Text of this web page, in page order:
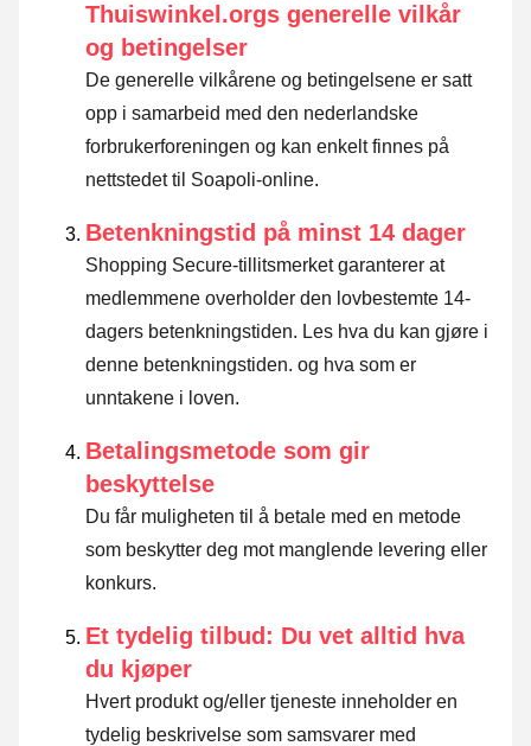
Thuiswinkel.orgs generelle vilkår
og betingelser
De generelle vilkårene og betingelsene er satt
opp i samarbeid med den nederlandske
forbrukerforeningen og kan enkelt finnes på
nettstedet til Soapoli-online.
Betenkningstid på minst 14 dager
Shopping Secure-tillitsmerket garanterer at
medlemmene overholder den lovbestemte 14-
dagers betenkningstiden. Les hva du kan gjøre i
denne betenkningstiden. og hva som er
unntakene i loven.
Betalingsmetode som gir
beskyttelse
Du får muligheten til å betale med en metode
som beskytter deg mot manglende levering eller
konkurs.
Et tydelig tilbud: Du vet alltid hva
du kjøper
Hvert produkt og/eller tjeneste inneholder en
tydelig beskrivelse som samsvarer med